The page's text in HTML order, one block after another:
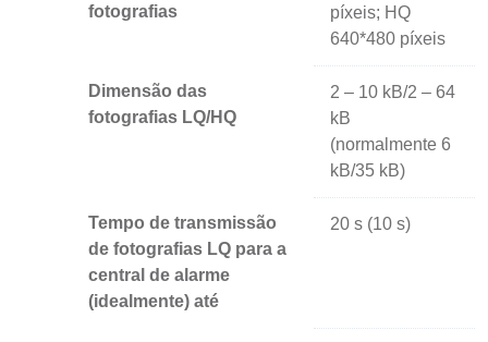
fotografias
píxeis; HQ
640*480 píxeis
Dimensão das
fotografias LQ/HQ
2 – 10 kB/2 – 64
kB
(normalmente 6
kB/35 kB)
Tempo de transmissão
de fotografias LQ para a
central de alarme
(idealmente) até
20 s (10 s)